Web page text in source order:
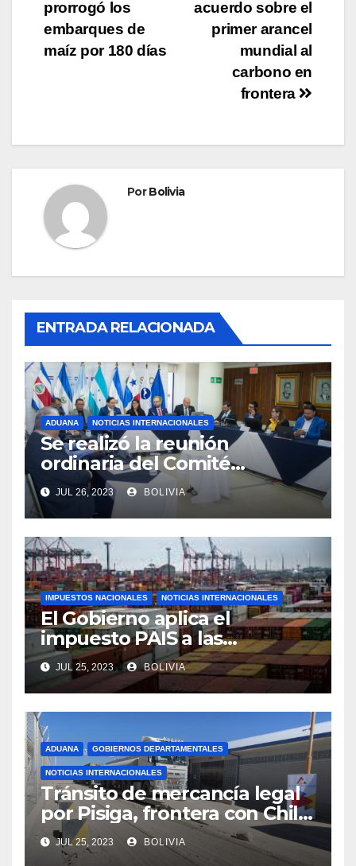
acuerdo sobre el
primer arancel
mundial al
carbono en
frontera
prorrogó los
embarques de
maíz por 180 días
PorBolivia
ENTRADA RELACIONADA
ADUANA NOTICIAS INTERNACIONALES
Se realizó la reunión
ordinaria del Comité
Aduanero Centroamericano
JUL 26, 2023 BOLIVIA
IMPUESTOS NACIONALES NOTICIAS INTERNACIONALES
El Gobierno aplica el
impuesto PAIS a las
importaciones de algunos
bienes y servicios
JUL 25, 2023 BOLIVIA
ADUANA GOBIERNOS DEPARTAMENTALES
NOTICIAS INTERNACIONALES
Tránsito de mercancía legal
por Pisiga, frontera con Chile,
crece en 42% a junio de este
año
JUL 25, 2023 BOLIVIA